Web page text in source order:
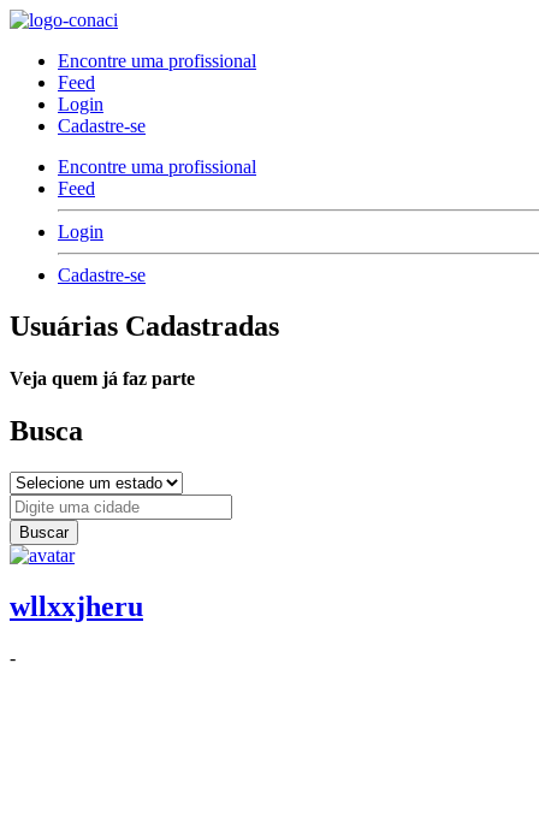
Encontre uma profissional
Feed
Login
Cadastre-se
Encontre uma profissional
Feed
Login
Cadastre-se
Usuárias Cadastradas
Veja quem já faz parte
Busca
wllxxjheru
-